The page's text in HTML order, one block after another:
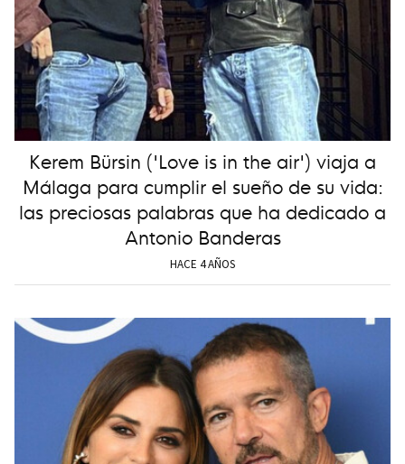
Kerem Bürsin ('Love is in the air') viaja a
Málaga para cumplir el sueño de su vida:
las preciosas palabras que ha dedicado a
Antonio Banderas
HACE 4 AÑOS